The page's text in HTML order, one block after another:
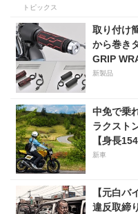
回】
トピックス
取り付け
から巻き
GRIP
新製品
中免で乗
ラクスト
【身長
新車
【元白バ
違反取締